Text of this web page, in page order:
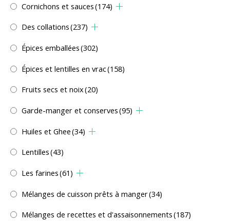
Cornichons et sauces(174)
Des collations(237)
Épices emballées(302)
Épices et lentilles en vrac(158)
Fruits secs et noix(20)
Garde-manger et conserves(95)
Huiles et Ghee(34)
Lentilles(43)
Les farines(61)
Mélanges de cuisson prêts à manger(34)
Mélanges de recettes et d'assaisonnements(187)